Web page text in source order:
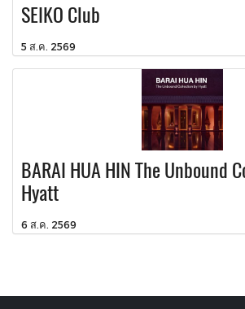
SEIKO Club
5 ส.ค. 2569
BARAI HUA HIN The Unbound
Hyatt
6 ส.ค. 2569